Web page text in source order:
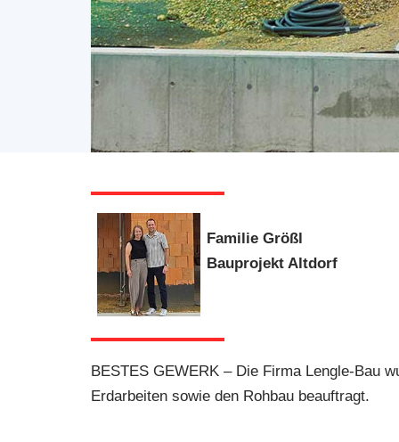
Familie Größl
Bauprojekt Altdorf
BESTES GEWERK – Die Firma Lengle-Bau
Erdarbeiten sowie den Rohbau beauftragt.